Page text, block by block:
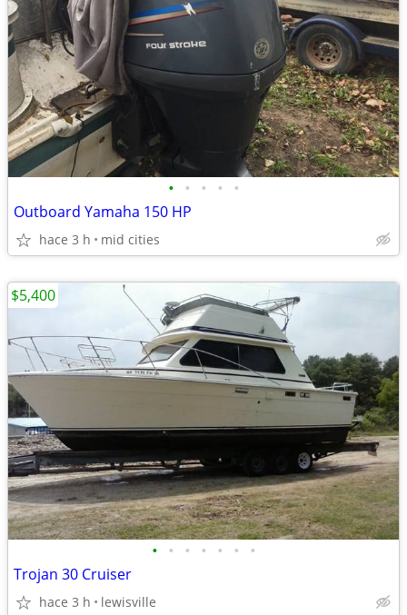
• • • • •
Outboard Yamaha 150 HP
hace 3 h mid cities
• • • • • • •
Trojan 30 Cruiser
hace 3 h lewisville
$5,400